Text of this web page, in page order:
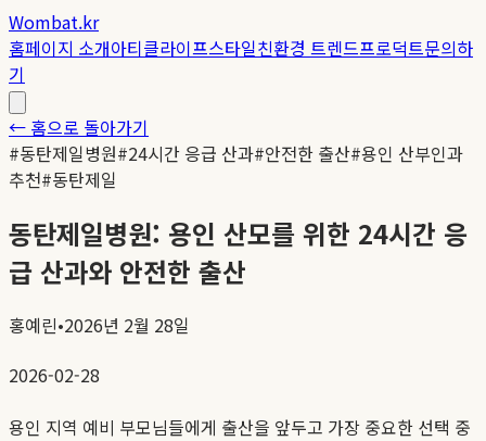
Wombat.kr
홈페이지 소개아티클라이프스타일친환경 트렌드프로덕트문의하
기
← 홈으로 돌아가기
#동탄제일병원#24시간 응급 산과#안전한 출산#용인 산부인과
추천#동탄제일
동탄제일병원: 용인 산모를 위한 24시간 응
급 산과와 안전한 출산
홍예린•2026년 2월 28일
2026-02-28
용인 지역 예비 부모님들에게 출산을 앞두고 가장 중요한 선택 중